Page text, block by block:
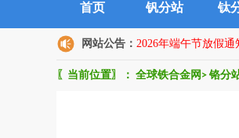
首页 钒分站 钛
网站公告： 2026年端午节放假通
〖当前位置〗： 全球铁合金网 > 铬分